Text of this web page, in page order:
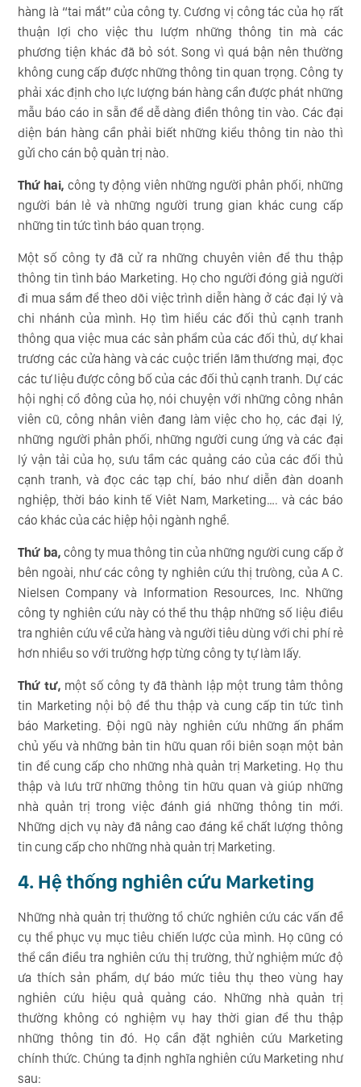
hàng là “tai mắt” của công ty. Cương vị công tác của họ rất
thuận lợi cho việc thu lượm những thông tin mà các
phương tiện khác đã bỏ sót. Song vì quá bận nên thường
không cung cấp được những thông tin quan trọng. Công ty
phải xác định cho lực lượng bán hàng cần được phát những
mẫu báo cáo in sẵn để dễ dàng điền thông tin vào. Các đại
diện bán hàng cần phải biết những kiểu thông tin nào thì
gửi cho cán bộ quản trị nào.
Thứ hai, công ty động viên những người phân phối, những
người bán lẻ và những người trung gian khác cung cấp
những tin tức tình báo quan trọng.
Một số công ty đã cử ra những chuyên viên để thu thập
thông tin tình báo Marketing. Họ cho người đóng giả người
đi mua sắm để theo dõi việc trình diễn hàng ở các đại lý và
chi nhánh của mình. Họ tìm hiểu các đối thủ cạnh tranh
thông qua việc mua các sản phẩm của các đối thủ, dự khai
trương các cửa hàng và các cuộc triển lãm thương mại, đọc
các tư liệu được công bố của các đối thủ cạnh tranh. Dự các
hội nghị cổ đông của họ, nói chuyện với những công nhân
viên cũ, công nhân viên đang làm việc cho họ, các đại lý,
những người phân phối, những người cung ứng và các đại
lý vận tải của họ, sưu tầm các quảng cáo của các đối thủ
cạnh tranh, và đọc các tạp chí, báo như diễn đàn doanh
nghiệp, thời báo kinh tế Viêt Nam, Marketing…. và các báo
cáo khác của các hiệp hội ngành nghề.
Thứ ba, công ty mua thông tin của những người cung cấp ở
bên ngoài, như các công ty nghiên cứu thị trưòng, của A C.
Nielsen Company và Information Resources, Inc. Những
công ty nghiên cứu này có thể thu thập những số liệu điều
tra nghiên cứu về cửa hàng và người tiêu dùng với chi phí rẻ
hơn nhiều so với trường hợp từng công ty tự làm lấy.
Thứ tư, một số công ty đã thành lập một trung tâm thông
tin Marketing nội bộ để thu thập và cung cấp tin tức tình
báo Marketing. Đội ngũ này nghiên cứu những ấn phẩm
chủ yếu và những bản tin hữu quan rồi biên soạn một bản
tin để cung cấp cho những nhà quản trị Marketing. Họ thu
thập và lưu trữ những thông tin hữu quan và giúp những
nhà quản trị trong việc đánh giá những thông tin mới.
Những dịch vụ này đã nâng cao đáng kể chất lượng thông
tin cung cấp cho những nhà quản trị Marketing.
4. Hệ thống nghiên cứu Marketing
Những nhà quản trị thường tổ chức nghiên cứu các vấn đề
cụ thể phục vụ mục tiêu chiến lược của mình. Họ cũng có
thể cần điều tra nghiên cứu thị trường, thử nghiệm mức độ
ưa thích sản phẩm, dự báo mức tiêu thụ theo vùng hay
nghiên cứu hiệu quả quảng cáo. Những nhà quản trị
thường không có nghiệm vụ hay thời gian để thu thập
những thông tin đó. Họ cần đặt nghiên cứu Marketing
chính thức. Chúng ta định nghĩa nghiên cứu Marketing như
sau: